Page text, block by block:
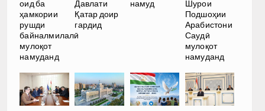
оид ба
ҳамкории
рушди
байналмилалӣ
мулоқот
намуданд
Давлати
Қатар доир
гардид
намуд
Шурои
Подшоҳии
Арабистони
Саудӣ
мулоқот
намуданд